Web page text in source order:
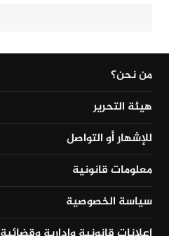
من نحن؟
هيئة التحرير
للإشهار أو التواصل
معلومات قانونية
سياسة الخصوصية